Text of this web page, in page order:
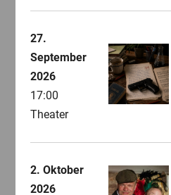
27.
September
2026
17:00
Theater
2. Oktober
2026